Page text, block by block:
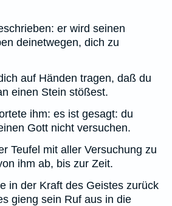
er wird seinen
deinetwegen, dich zu
auf Händen tragen, daß du
einen Stein stößest.
ihm: es ist gesagt: du
Gott nicht versuchen.
Teufel mit aller Versuchung zu
ihm ab, bis zur Zeit.
in der Kraft des Geistes zurück
gieng sein Ruf aus in die